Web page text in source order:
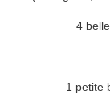
4
1 petite